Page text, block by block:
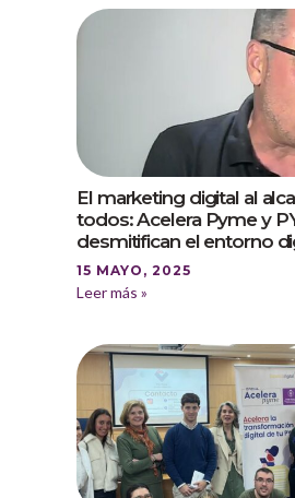
El marketing digital al
todos: Acelera Pyme y
desmitifican el entorno
15 MAYO, 2025
Leer más »